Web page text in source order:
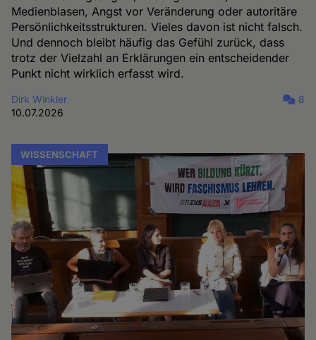
Medienblasen, Angst vor Veränderung oder autoritäre
Persönlichkeitsstrukturen. Vieles davon ist nicht falsch.
Und dennoch bleibt häufig das Gefühl zurück, dass
trotz der Vielzahl an Erklärungen ein entscheidender
Punkt nicht wirklich erfasst wird.
Dirk Winkler
10.07.2026
8
WISSENSCHAFT